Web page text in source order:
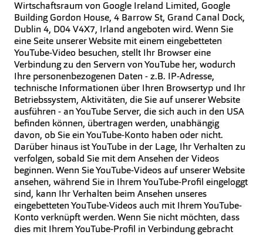
Wirtschaftsraum von Google Ireland Limited, Google
Building Gordon House, 4 Barrow St, Grand Canal Dock,
Dublin 4, D04 V4X7, Irland angeboten wird. Wenn Sie
eine Seite unserer Website mit einem eingebetteten
YouTube-Video besuchen, stellt Ihr Browser eine
Verbindung zu den Servern von YouTube her, wodurch
Ihre personenbezogenen Daten - z.B. IP-Adresse,
technische Informationen über Ihren Browsertyp und Ihr
Betriebssystem, Aktivitäten, die Sie auf unserer Website
ausführen - an YouTube Server, die sich auch in den USA
befinden können, übertragen werden, unabhängig
davon, ob Sie ein YouTube-Konto haben oder nicht.
Darüber hinaus ist YouTube in der Lage, Ihr Verhalten zu
verfolgen, sobald Sie mit dem Ansehen der Videos
beginnen. Wenn Sie YouTube-Videos auf unserer Website
ansehen, während Sie in Ihrem YouTube-Profil eingeloggt
sind, kann Ihr Verhalten beim Ansehen unseres
eingebetteten YouTube-Videos auch mit Ihrem YouTube-
Konto verknüpft werden. Wenn Sie nicht möchten, dass
dies mit Ihrem YouTube-Profil in Verbindung gebracht